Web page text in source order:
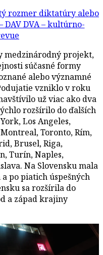
rozmer diktatúry alebo
DVA – kultúrno-
medzinárodný projekt,
súčasné formy
alebo významné
vzniklo v roku
už viac ako dva
rozšírilo do ďalších
Los Angeles,
Toronto, Rím,
Brusel, Riga,
Turín, Naples,
Na Slovensku mala
po piatich úspešných
sa rozšírila do
a západ krajiny